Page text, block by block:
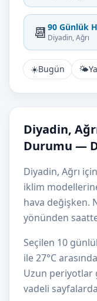
📆 90 Günlük
Diyadin, Ağrı
☀️Bugün 🌤️
Diyadin,
Durumu —
Diyadin, Ağrı
iklim
hava değişken.
yönünden
Seçilen 10
ile 27°C
Uzun periyotlar
vadeli